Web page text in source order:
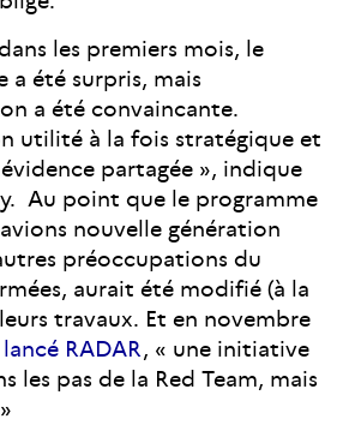
les premiers mois, le
a été surpris, mais
a été convaincante.
utilité à la fois stratégique et
partagée », indique
Au point que le programme
nouvelle génération
préoccupations du
aurait été modifié (à la
travaux. Et en novembre
lancé RADAR, « une initiative
les pas de la Red Team, mais